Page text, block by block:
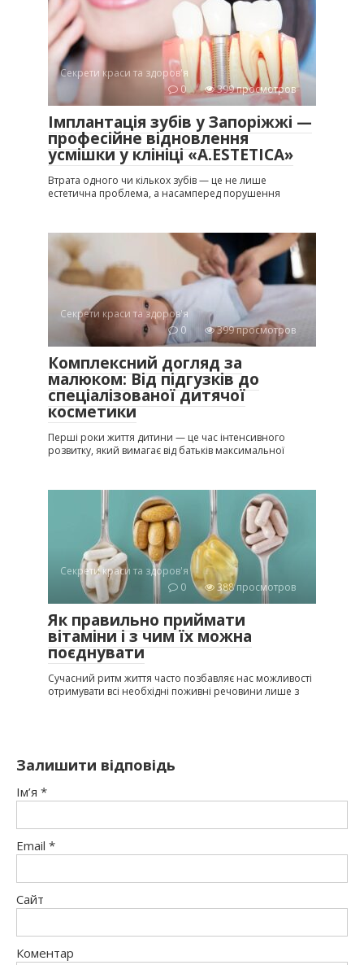
Секрети краси та здоров'я
0
399 просмотров
Імплантація зубів у Запоріжжі —
професійне відновлення
усмішки у клініці «A.ESTETICA»
Втрата одного чи кількох зубів — це не лише
естетична проблема, а насамперед порушення
Секрети краси та здоров'я
0
399 просмотров
Комплексний догляд за
малюком: Від підгузків до
спеціалізованої дитячої
косметики
Перші роки життя дитини — це час інтенсивного
розвитку, який вимагає від батьків максимальної
Секрети краси та здоров'я
0
388 просмотров
Як правильно приймати
вітаміни і з чим їх можна
поєднувати
Сучасний ритм життя часто позбавляє нас можливості
отримувати всі необхідні поживні речовини лише з
Залишити відповідь
Ім’я *
Email *
Сайт
Коментар